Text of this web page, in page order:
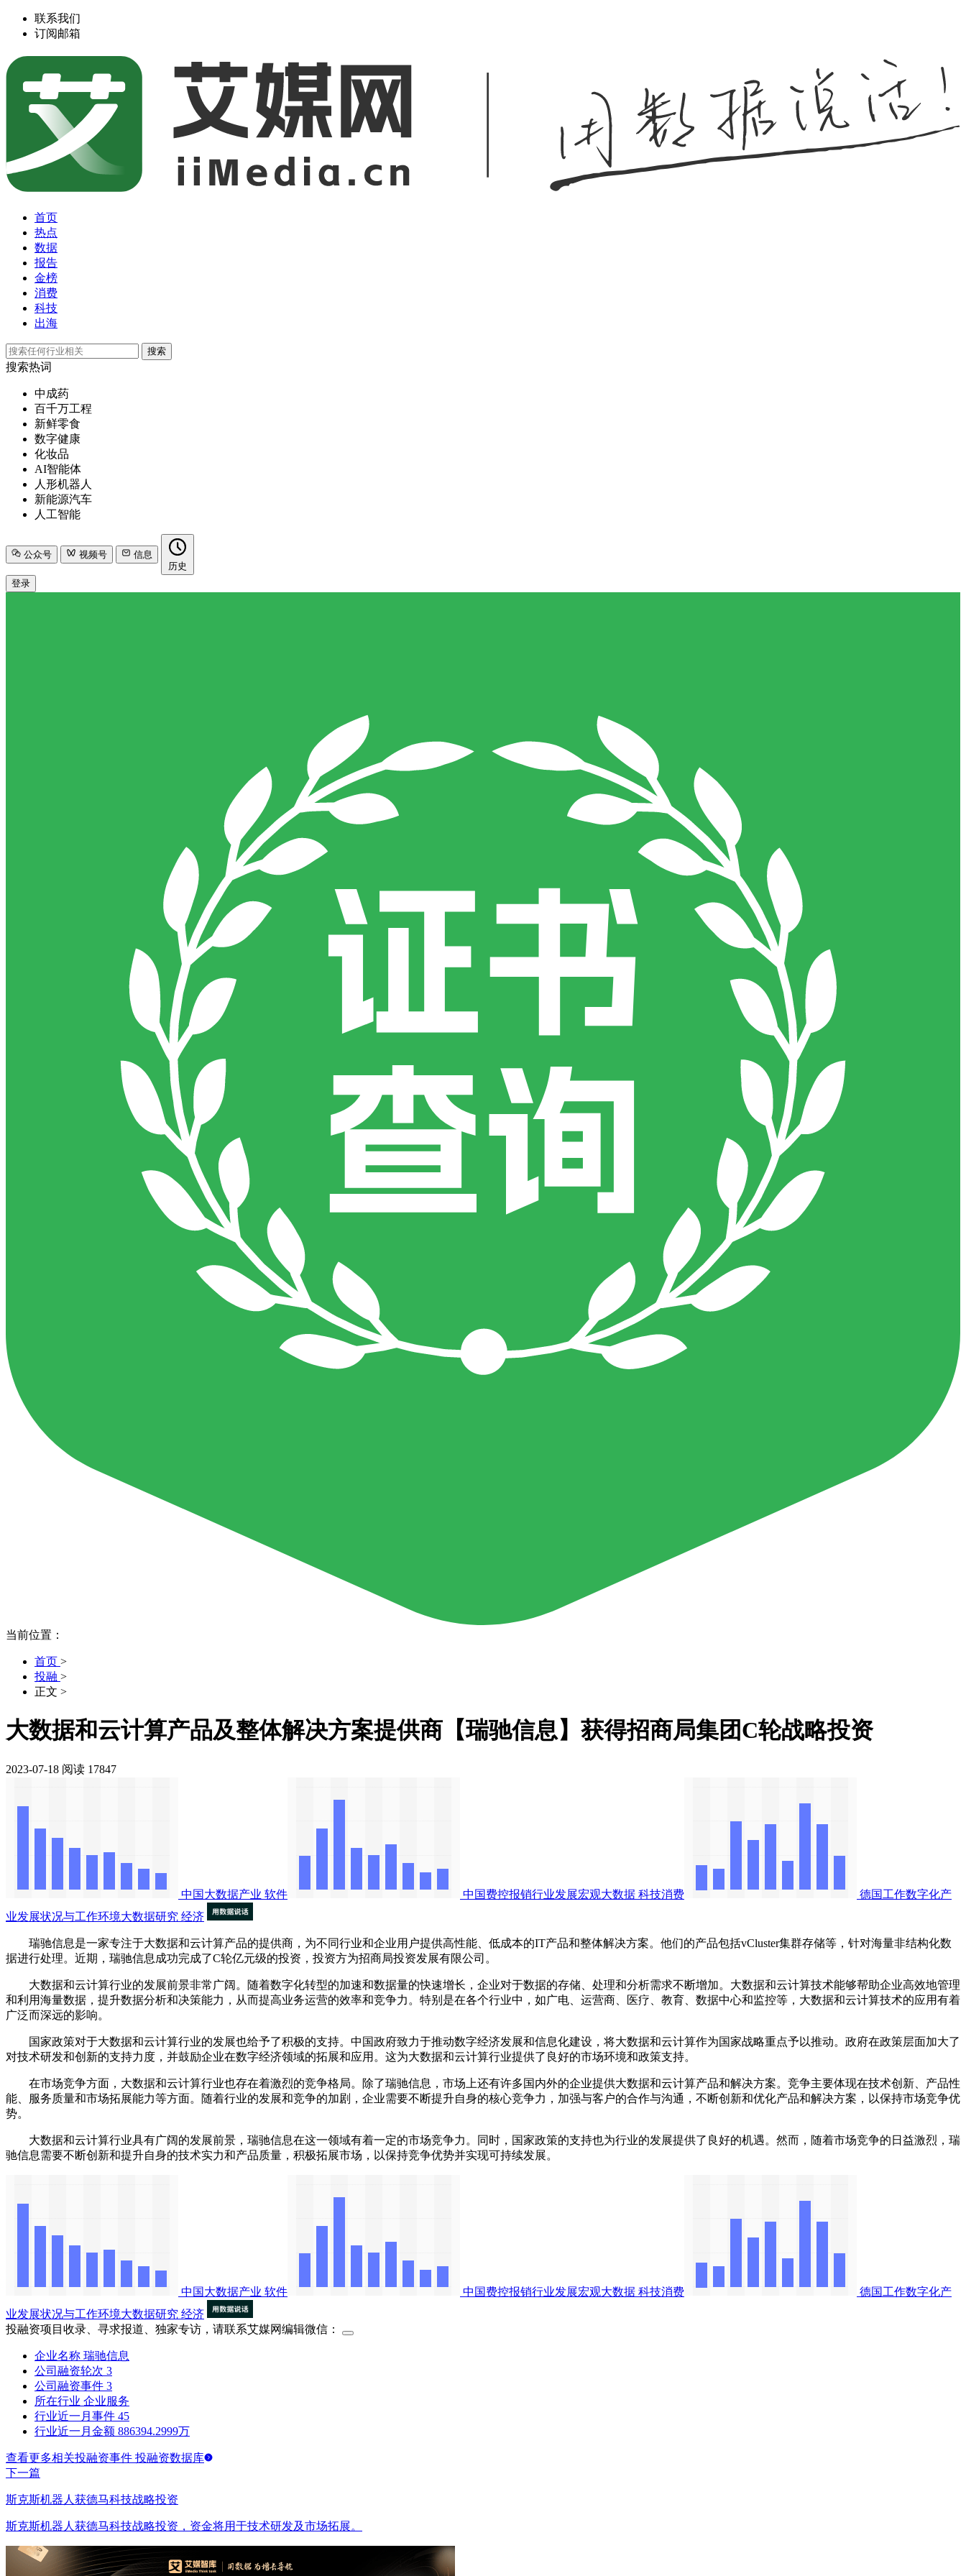
联系我们
订阅邮箱
首页
热点
数据
报告
金榜
消费
科技
出海
搜索
搜索热词
中成药
百千万工程
新鲜零食
数字健康
化妆品
AI智能体
人形机器人
新能源汽车
人工智能
公众号 视频号
信息
历史
登录
当前位置：
首页 >
投融 >
正文 >
大数据和云计算产品及整体解决方案提供商【瑞驰信息】获得招商局集团C轮战略投资
2023-07-18 阅读 17847
中国大数据产业 软件 中国费控报销行业发展宏观大数据 科技消费
德国工作数字化产
业发展状况与工作环境大数据研究 经济
瑞驰信息是一家专注于大数据和云计算产品的提供商，为不同行业和企业用户提供高性能、低成本的IT产品和整体解决方案。他们的产品包括vCluster集群存储等，针对海量非结构化数
据进行处理。近期，瑞驰信息成功完成了C轮亿元级的投资，投资方为招商局投资发展有限公司。
大数据和云计算行业的发展前景非常广阔。随着数字化转型的加速和数据量的快速增长，企业对于数据的存储、处理和分析需求不断增加。大数据和云计算技术能够帮助企业高效地管理
和利用海量数据，提升数据分析和决策能力，从而提高业务运营的效率和竞争力。特别是在各个行业中，如广电、运营商、医疗、教育、数据中心和监控等，大数据和云计算技术的应用有着
广泛而深远的影响。
国家政策对于大数据和云计算行业的发展也给予了积极的支持。中国政府致力于推动数字经济发展和信息化建设，将大数据和云计算作为国家战略重点予以推动。政府在政策层面加大了
对技术研发和创新的支持力度，并鼓励企业在数字经济领域的拓展和应用。这为大数据和云计算行业提供了良好的市场环境和政策支持。
在市场竞争方面，大数据和云计算行业也存在着激烈的竞争格局。除了瑞驰信息，市场上还有许多国内外的企业提供大数据和云计算产品和解决方案。竞争主要体现在技术创新、产品性
能、服务质量和市场拓展能力等方面。随着行业的发展和竞争的加剧，企业需要不断提升自身的核心竞争力，加强与客户的合作与沟通，不断创新和优化产品和解决方案，以保持市场竞争优
势。
大数据和云计算行业具有广阔的发展前景，瑞驰信息在这一领域有着一定的市场竞争力。同时，国家政策的支持也为行业的发展提供了良好的机遇。然而，随着市场竞争的日益激烈，瑞
驰信息需要不断创新和提升自身的技术实力和产品质量，积极拓展市场，以保持竞争优势并实现可持续发展。
中国大数据产业 软件 中国费控报销行业发展宏观大数据 科技消费
德国工作数字化产
业发展状况与工作环境大数据研究 经济
投融资项目收录、寻求报道、独家专访，请联系艾媒网编辑微信：
企业名称 瑞驰信息
公司融资轮次 3
公司融资事件 3
所在行业 企业服务
行业近一月事件 45
行业近一月金额 886394.2999万
查看更多相关投融资事件 投融资数据库
下一篇
斯克斯机器人获德马科技战略投资
斯克斯机器人获德马科技战略投资，资金将用于技术研发及市场拓展。